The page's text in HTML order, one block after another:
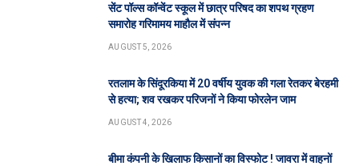
सेंट पॉल्स कॉन्वेंट स्कूल में छात्र परिषद का शपथ ग्रहण
समारोह गरिमामय माहौल में संपन्न
AUGUST 5, 2026
रतलाम के सिंदूरकिया में 20 वर्षीय युवक की गला रेतकर बेरहमी
से हत्या; शव रखकर परिजनों ने किया फोरलेन जाम
AUGUST 4, 2026
बीमा कंपनी के खिलाफ किसानों का विस्फोट ! जावरा में वाहनों